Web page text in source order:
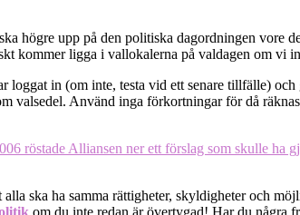
högre upp på den politiska dagordningen vore
kommer ligga i vallokalerna på valdagen om vi
in (om inte, testa vid ett senare tillfälle)
valsedel. Använd inga förkortningar för då
ska ha samma rättigheter, skyldigheter och
om du inte redan är övertygad! Har du några